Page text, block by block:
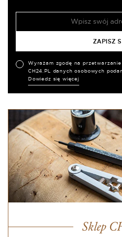
Wyrażam zgodę na
CH24.PL danych osobowych
Dowiedz się więcej
Sklep